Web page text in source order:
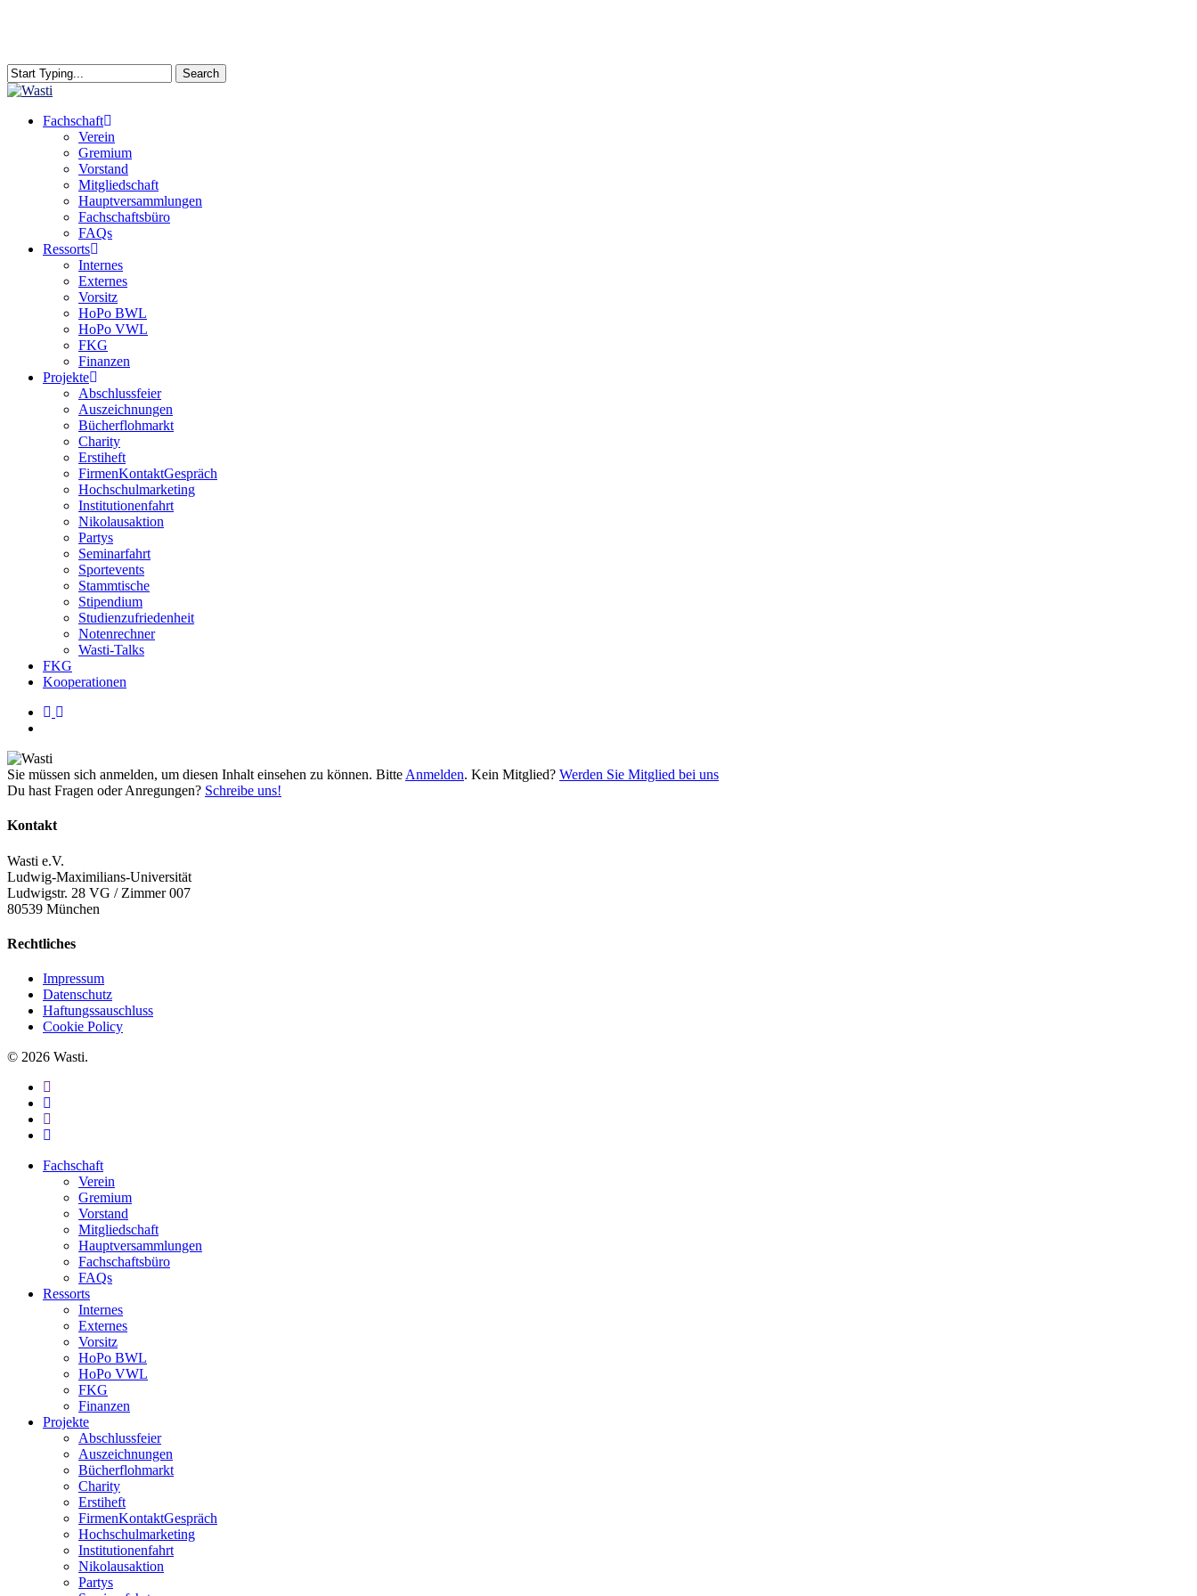
content
Search
Close
search
Menu
Fachschaft
Verein
Gremium
Vorstand
Mitgliedschaft
Hauptversammlungen
Fachschaftsbüro
FAQs
Ressorts
Internes
Externes
Vorsitz
HoPo BWL
HoPo VWL
FKG
Finanzen
Projekte
Abschlussfeier
Auszeichnungen
Bücherflohmarkt
Charity
Erstiheft
FirmenKontaktGespräch
Hochschulmarketing
Institutionenfahrt
Nikolausaktion
Partys
Seminarfahrt
Sportevents
Stammtische
Stipendium
Studienzufriedenheit
Notenrechner
Wasti-Talks
FKG
Kooperationen
linkedin
instagram
Sie müs­sen sich anmel­den, um die­sen Inhalt ein­se­hen zu kön­nen. Bit­te Anmel­den. Kein Mit­glied? Wer­den Sie Mit­glied bei uns
Du hast Fragen oder Anregungen? Schreibe uns!
Kontakt
Wasti e.V.
Ludwig-Maximilians-Universität
Ludwigstr. 28 VG / Zimmer 007
80539 München
Rechtliches
Impressum
Datenschutz
Haftungssauschluss
Cookie Policy
© 2026 Wasti.
facebook
linkedin
youtube
instagram
Close
Fachschaft
Verein
Gremium
Vorstand
Mitgliedschaft
Hauptversammlungen
Fachschaftsbüro
FAQs
Ressorts
Internes
Externes
Vorsitz
HoPo BWL
HoPo VWL
FKG
Finanzen
Projekte
Abschlussfeier
Auszeichnungen
Bücherflohmarkt
Charity
Erstiheft
FirmenKontaktGespräch
Hochschulmarketing
Institutionenfahrt
Nikolausaktion
Partys